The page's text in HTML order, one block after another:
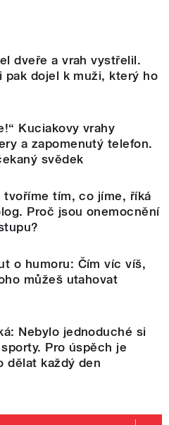
dveře a vrah vystřelil.
pak dojel k muži, který ho
Kuciakovy vrahy
a zapomenutý telefon.
svědek
tvoříme tím, co jíme, říká
Proč jsou onemocnění
o humoru: Čím víc víš,
můžeš utahovat
Nebylo jednoduché si
Pro úspěch je
dělat každý den